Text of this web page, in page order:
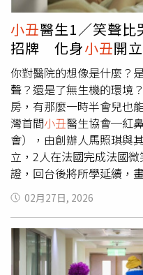
總統大選前，他接受媒體
人」，並形容對方為「混
別支持時任副總統賀錦麗
人民的狀況」。
小丑醫生1／笑聲比
招牌 化身小丑開
你對醫院的想像是什麼？
聲？還是了無生機的環境
房，有那麼一時半會兒也
灣首間小丑醫生協會─紅
會），由創辦人馬照琪與
立，2人在法國完成法國
證，回台後將所學延續，
誇的表情與逗趣的動作，
鼻子關懷 小丑協會為台灣首
開立微笑處方，歡聲笑語
丑協會提供）紅鼻子關懷
會成立之前，創辦人馬
02月27日, 2026